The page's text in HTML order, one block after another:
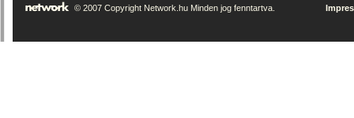
© 2007 Copyright Network.hu Minden jog fenntartva.